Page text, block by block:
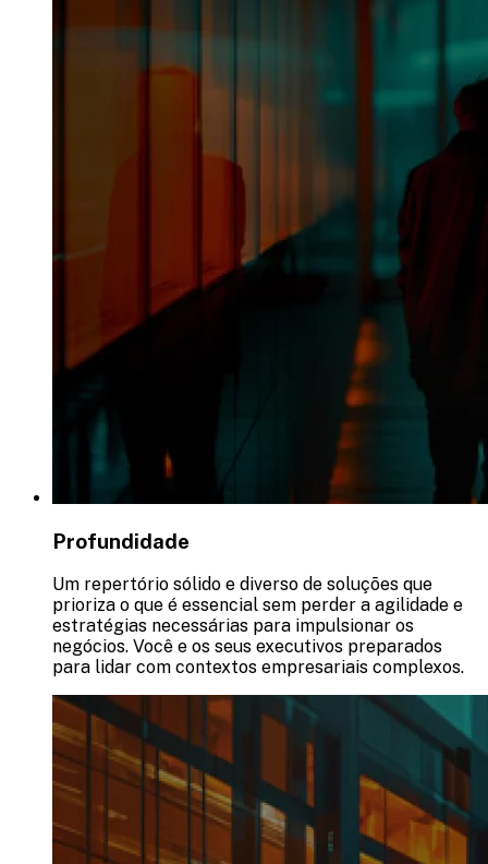
Profundidade
Um repertório sólido e diverso de soluções que
prioriza o que é essencial sem perder a agilidade e
estratégias necessárias para impulsionar os
negócios. Você e os seus executivos preparados
para lidar com contextos empresariais complexos.